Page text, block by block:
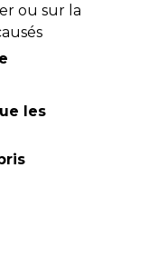
ou sur la
les